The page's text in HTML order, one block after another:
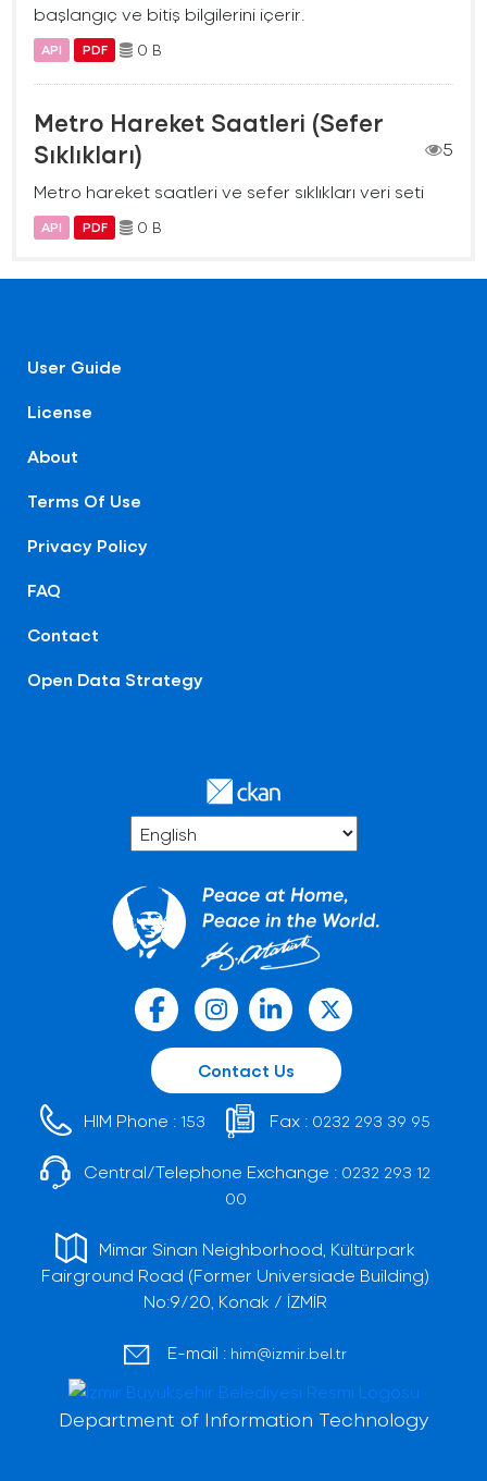
başlangıç ve bitiş bilgilerini içerir.
API PDF 0 B
Metro Hareket Saatleri (Sefer
Sıklıkları)
5
Metro hareket saatleri ve sefer sıklıkları veri seti
API PDF 0 B
User Guide
License
About
Terms Of Use
Privacy Policy
FAQ
Contact
Open Data Strategy
Contact Us
HIM Phone : 153 Fax : 0232 293 39 95
Central/Telephone Exchange : 0232 293 12
00
Mimar Sinan Neighborhood, Kültürpark
Fairground Road (Former Universiade Building)
No:9/20, Konak / İZMİR
E-mail : him@izmir.bel.tr
Department of Information Technology